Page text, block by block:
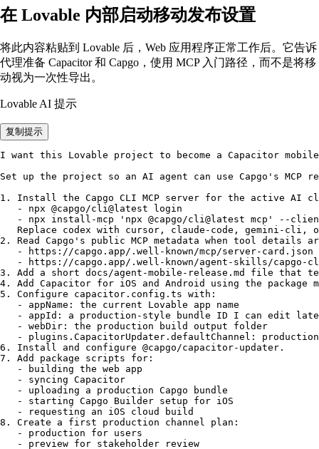
在 Lovable 内部启动移动发布设置
将此内容粘贴到 Lovable 后，Web 应用程序正常工作后。它告诉
代理准备 Capacitor 和 Capgo，使用 MCP 入门路径，而不是将移
动视为一次性导出。
Lovable AI 提示
复制提示
I want this Lovable project to become a Capacitor
Set up the project so an AI agent can use Capgo's MCP
1. Install the Capgo CLI MCP server for the active AI
   - npx @capgo/cli@latest login
- npx install-mcp 'npx @capgo/cli@latest mcp' --
Replace codex with cursor, claude-code, gemini-cli,
2. Read Capgo's public MCP metadata when tool details
   - https://capgo.app/.well-known/mcp/server-card.json
- https://capgo.app/.well-known/agent-skills/capgo-
3. Add a short docs/agent-mobile-release.md file that
4. Add Capacitor for iOS and Android using the package
5. Configure capacitor.config.ts with:
   - appName: the current Lovable app name
- appId: a production-style bundle ID I can edit
   - webDir: the production build output folder
   - plugins.CapacitorUpdater.defaultChannel: production
6. Install and configure @capgo/capacitor-updater.
7. Add package scripts for:
   - building the web app
   - syncing Capacitor
   - uploading a production Capgo bundle
   - starting Capgo Builder setup for iOS
   - requesting an iOS cloud build
8. Create a first production channel plan:
   - production for users
   - preview for stakeholder review